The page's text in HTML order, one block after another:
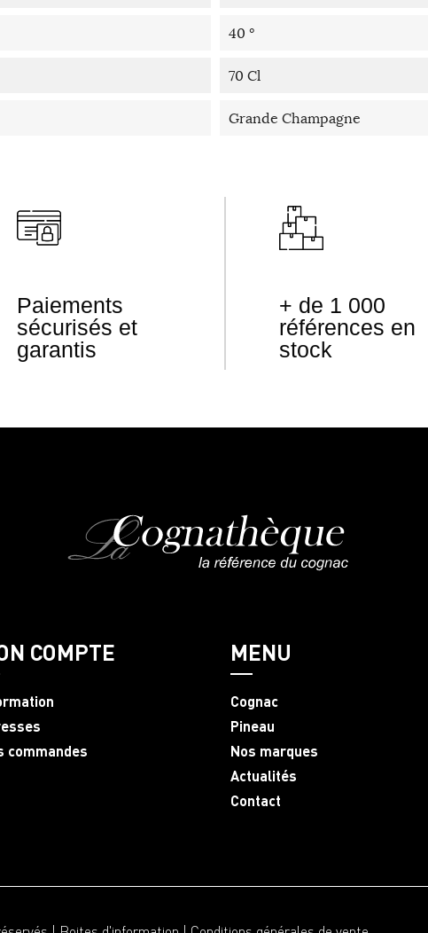
40 °
70 Cl
Grande Champagne
Paiements
sécurisés et
garantis
+ de 1 000
références en
stock
COMPTE
commandes
MENU
Cognac
Pineau
Nos marques
Actualités
Contact